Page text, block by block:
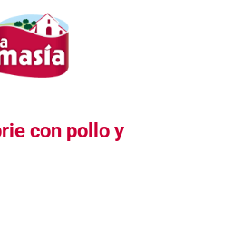
con pollo y